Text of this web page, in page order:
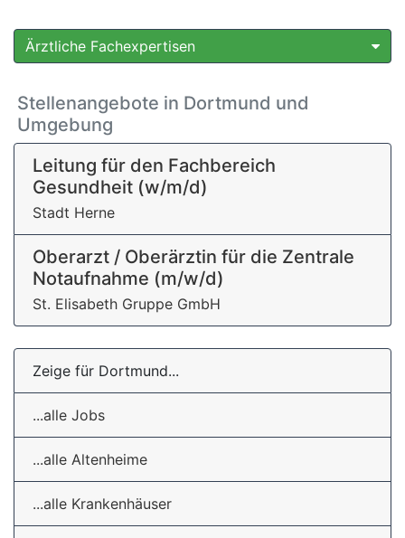
Ärztliche Fachexpertisen
Stellenangebote in Dortmund und
Umgebung
Leitung für den Fachbereich
Gesundheit (w/m/d)
Stadt Herne
Oberarzt / Oberärztin für die Zentrale
Notaufnahme (m/w/d)
St. Elisabeth Gruppe GmbH
Zeige für Dortmund...
...alle Jobs
...alle Altenheime
...alle Krankenhäuser